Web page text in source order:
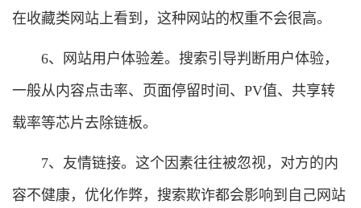
在收藏类网站上看到，这种网站的权重不会很高。
6、网站用户体验差。搜索引导判断用户体验，
一般从内容点击率、页面停留时间、PV值、共享转
载率等芯片去除链板。
7、友情链接。这个因素往往被忽视，对方的内
容不健康，优化作弊，搜索欺诈都会影响到自己网站